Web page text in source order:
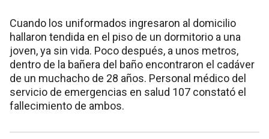
Cuando los uniformados ingresaron al domicilio
hallaron tendida en el piso de un dormitorio a una
joven, ya sin vida. Poco después, a unos metros,
dentro de la bañera del baño encontraron el cadáver
de un muchacho de 28 años. Personal médico del
servicio de emergencias en salud 107 constató el
fallecimiento de ambos.